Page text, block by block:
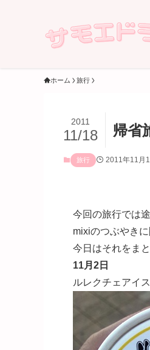
ホーム 旅行
帰省
2011
11/18
旅行 2011年11月
今回の旅行では
mixiのつぶやき
今日はそれをま
11月2日
ルレクチェアイ